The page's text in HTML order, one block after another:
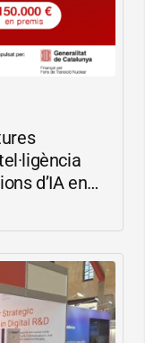
d’IA en
i